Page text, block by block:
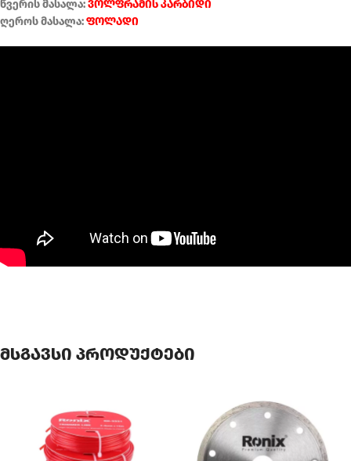
წვერის მასალა:ვოლფრამის კარბიდი
ღეროს მასალა:ფოლადი
მსგავსი პროდუქტები